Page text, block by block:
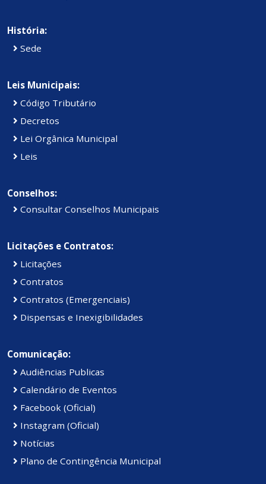
História:
Sede
Leis Municipais:
Código Tributário
Decretos
Lei Orgânica Municipal
Leis
Conselhos:
Consultar Conselhos Municipais
Licitações e Contratos:
Licitações
Contratos
Contratos (Emergenciais)
Dispensas e Inexigibilidades
Comunicação:
Audiências Publicas
Calendário de Eventos
Facebook (Oficial)
Instagram (Oficial)
Notícias
Plano de Contingência Municipal